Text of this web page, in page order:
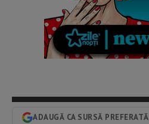
ADAUGĂ CA SURSĂ PREFERATĂ